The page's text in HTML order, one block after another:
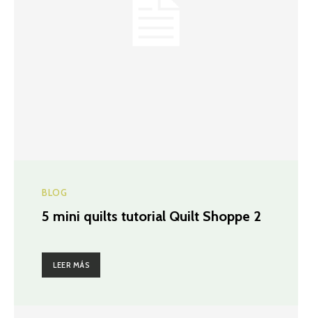
BLOG
5 mini quilts tutorial Quilt Shoppe 2
LEER MÁS